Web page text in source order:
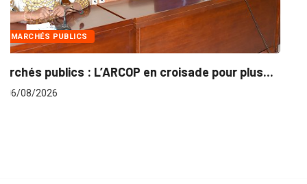
plus...
INTÉGRATION RÉGIONALE
Gestion concertée et durable du Bassin